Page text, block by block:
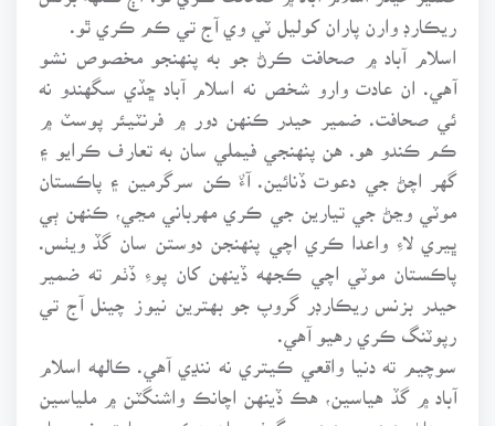
ريڪارڊ وارن پاران کوليل ٽي وي آج تي ڪم ڪري ٿو.
اسلام آباد ۾ صحافت ڪرڻ جو به پنهنجو مخصوص نشو
آهي. ان عادت وارو شخص نه اسلام آباد ڇڏي سگهندو نه
ئي صحافت. ضمير حيدر ڪنهن دور ۾ فرنٽيئر پوسٽ ۾
ڪم ڪندو هو. هن پنهنجي فيملي سان به تعارف ڪرايو ۽
گهر اچڻ جي دعوت ڏنائين. آءٌ ڪن سرگرمين ۽ پاڪستان
موٽي وڃڻ جي تيارين جي ڪري مهرباني مڃي، ڪنهن ٻي
ڀيري لاءِ واعدا ڪري اچي پنهنجن دوستن سان گڏ ويٺس.
پاڪستان موٽي اچي ڪجهه ڏينهن کان پوءِ ڏٺم ته ضمير
حيدر بزنس ريڪارڊر گروپ جو بهترين نيوز چينل آج تي
رپوٽنگ ڪري رهيو آهي.
سوچيم ته دنيا واقعي ڪيتري نه ننڍي آهي. ڪالهه اسلام
آباد ۾ گڏ هياسين، هڪ ڏينهن اچانڪ واشنگٽن ۾ ملياسين
۽ هاڻ پنهنجن پنهنجن ڳوٺن مان هڪ ٻي بابت خبر چار